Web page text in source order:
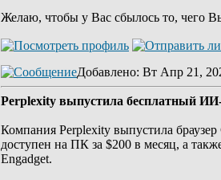
Желаю, чтобы у Вас сбылось то, чего
Добавлено: Вт Апр 21,
Perplexity выпустила бесплатный ИИ-
Компания Perplexity выпустила
доступен на ПК за $200 в месяц, а
Engadget.